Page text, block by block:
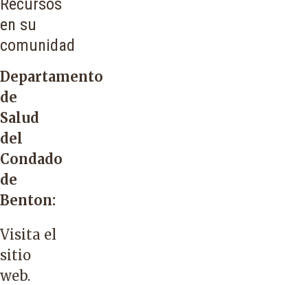
Recursos
en su
comunidad
Departamento
de
Salud
del
Condado
de
Benton:
Visita el
sitio
web.